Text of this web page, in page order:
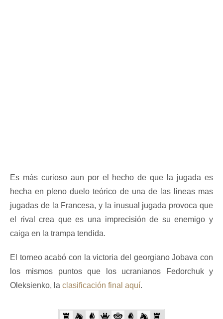
Es más curioso aun por el hecho de que la jugada es
hecha en pleno duelo teórico de una de las lineas mas
jugadas de la Francesa, y la inusual jugada provoca que
el rival crea que es una imprecisión de su enemigo y
caiga en la trampa tendida.
El torneo acabó con la victoria del georgiano Jobava con
los mismos puntos que los ucranianos Fedorchuk y
Oleksienko, la clasificación final aquí.